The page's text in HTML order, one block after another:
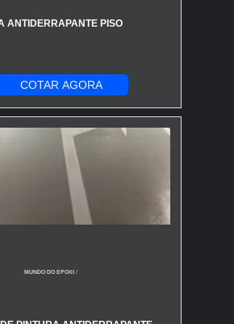
ANTIDERRAPANTE PISO
COTAR AGORA
MUNDO DO EPOXI /